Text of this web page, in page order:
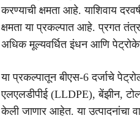
करण्याची क्षमता आहे. याशिवाय
क्षमता या प्रकल्पात आहे. प्रगत
अधिक मूल्यवर्धित इंधन आणि
या प्रकल्पातून बीएस-6 दर्जाचे
एलएलडीपीई (LLDPE), बेंझीन,
केली जाणार आहेत. या उत्पादनांचा